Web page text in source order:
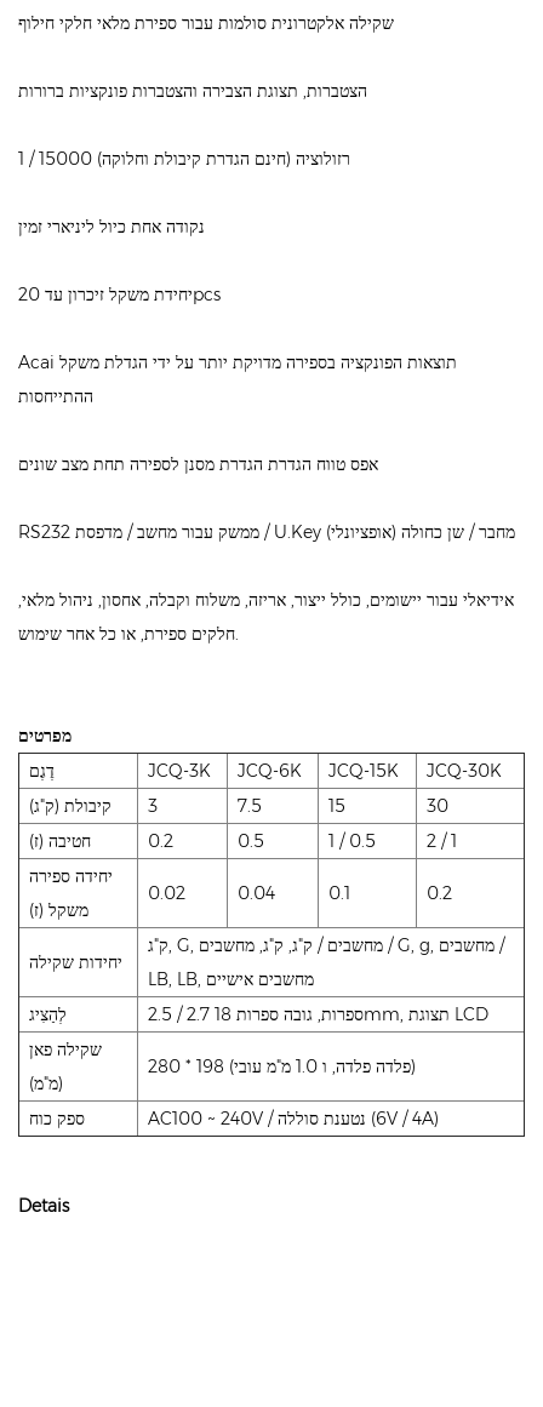
שקילה אלקטרונית סולמות עבור ספירת מלאי חלקי חילוף
הצטברות, תצוגת הצבירה והצטברות פונקציות ברורות
1 / 15000 רזולוציה (חינם הגדרת קיבולת וחלוקה)
נקודה אחת כיול ליניארי זמין
יחידת משקל זיכרון עד 20pcs
Acai תוצאות הפונקציה בספירה מדויקת יותר על ידי הגדלת משקל
ההתייחסות
אפס טווח הגדרת הגדרת מסנן לספירה תחת מצב שונים
RS232 ממשק עבור מחשב / מדפסת / U.Key מחבר / שן כחולה (אופציונלי)
אידיאלי עבור יישומים, כולל ייצור, אריזה, משלוח וקבלה, אחסון, ניהול מלאי,
חלקים ספירת, או כל אחר שימוש.
מפרטים
דֶגֶם
JCQ-3K JCQ-6K JCQ-15K
JCQ-30K
קיבולת (ק"ג)
3 7.5 15
30
חטיבה (ז)
0.2 0.5 1 / 0.5
2 / 1
יחידה ספירה
משקל (ז)
0.02 0.04 0.1 0.2
יחידות שקילה
ק"ג, G, מחשבים / ק"ג, ק"ג, מחשבים / G, g, מחשבים /
LB, LB, מחשבים אישיים
לְהַצִיג
2.5 / 2.7 ספרות, גובה ספרות 18mm, תצוגת LCD
שקילה פאן
(מ"מ)
280 * 198 (פלדה פלדה, ו 1.0 מ"מ עובי)
ספק כוח AC100 ~ 240V / נטענת סוללה (6V / 4A)
Detais